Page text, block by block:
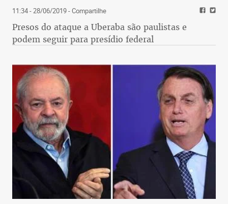
11:34 - 28/06/2019- Compartilhe
Presos do ataque a Uberaba são paulistas e
podem seguir para presídio federal